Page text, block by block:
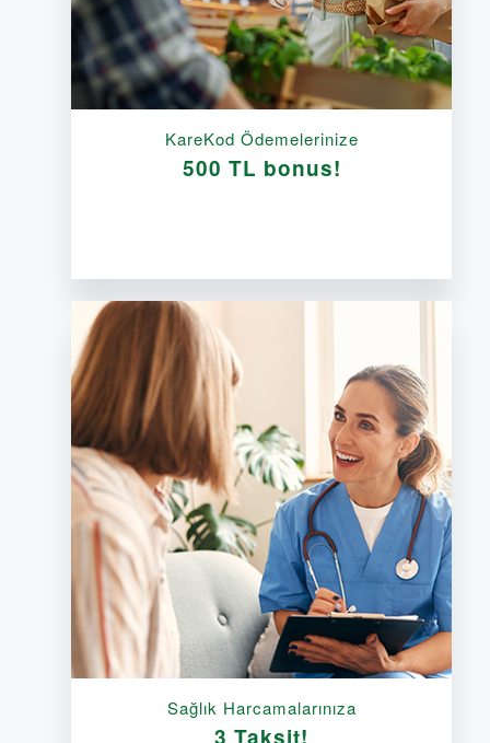
KareKod Ödemelerinize
500 TL bonus!
Sağlık Harcamalarınıza
3 Taksit!